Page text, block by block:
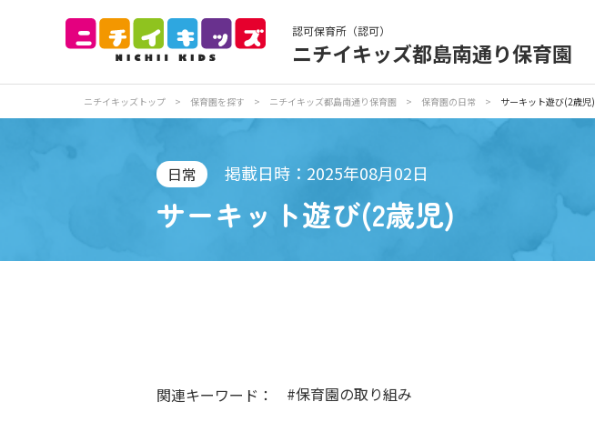
認可保育所（認可）
ニチイキッズ都島南通り保育園
写真販売サービス 各種書類
プライバシーポリシー
ニチイキッズトップ > 保育園を探す > ニチイキッズ都島南通り保育園 > 保育園の日常 > サーキット遊び(2歳児)
日常 掲載日時：2025年08月02日
サーキット遊び(2歳児)
関連キーワード： #保育園の取り組み